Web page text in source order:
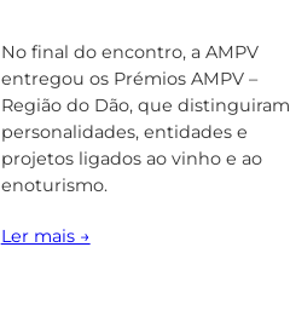
No final do encontro, a AMPV
entregou os Prémios AMPV –
Região do Dão, que distinguiram
personalidades, entidades e
projetos ligados ao vinho e ao
enoturismo.
Ler mais →